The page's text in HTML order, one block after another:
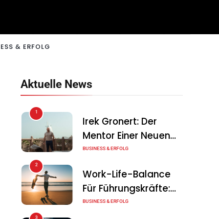
& ERFOLG
Aktuelle News
1
Irek Gronert: Der
Mentor Einer Neuen
Generation Von
BUSINESS & ERFOLG
2
Work-Life-Balance
Für Führungskräfte:
Illusion Oder Echte
BUSINESS & ERFOLG
3